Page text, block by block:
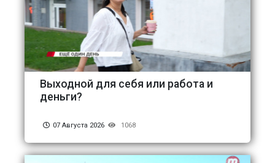
Выходной для себя или работа и
деньги?
07 Августа 2026 1068